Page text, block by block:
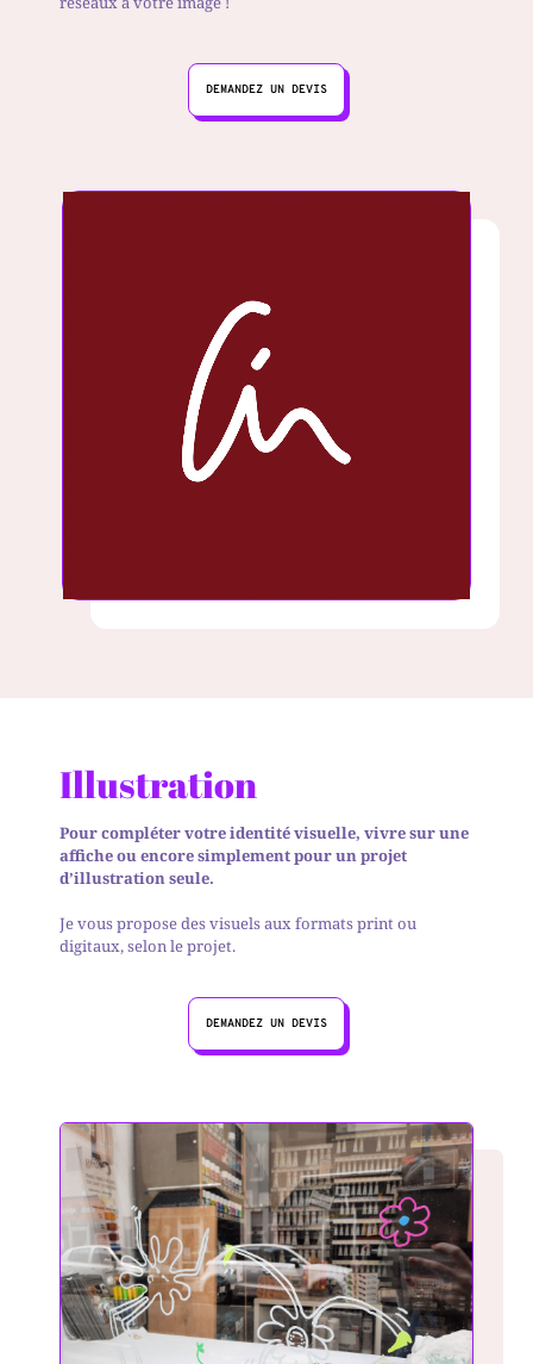
DEMANDEZ UN DEVIS
Illustration
Pour compléter votre identité visuelle, vivre sur une
affiche ou encore simplement pour un projet
d’illustration seule.
Je vous propose des visuels aux formats print ou
digitaux, selon le projet.
DEMANDEZ UN DEVIS